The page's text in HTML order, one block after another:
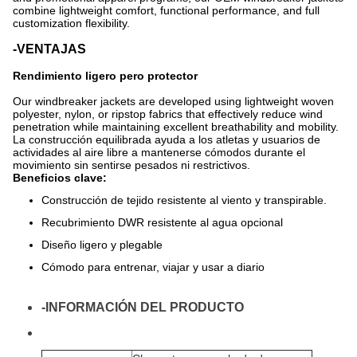
combine lightweight comfort, functional performance, and full
customization flexibility.
-VENTAJAS
Rendimiento ligero pero protector
Our windbreaker jackets are developed using lightweight woven
polyester, nylon, or ripstop fabrics that effectively reduce wind
penetration while maintaining excellent breathability and mobility.
La construcción equilibrada ayuda a los atletas y usuarios de
actividades al aire libre a mantenerse cómodos durante el
movimiento sin sentirse pesados ​​ni restrictivos.
Beneficios clave:
Construcción de tejido resistente al viento y transpirable.
Recubrimiento DWR resistente al agua opcional
Diseño ligero y plegable
Cómodo para entrenar, viajar y usar a diario
-INFORMACIÓN DEL PRODUCTO